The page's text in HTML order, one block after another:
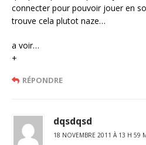
connecter pour pouvoir jouer en
trouve cela plutot naze…
a voir…
+
RÉPONDRE
dqsdqsd
18 NOVEMBRE 2011 À 13 H 59